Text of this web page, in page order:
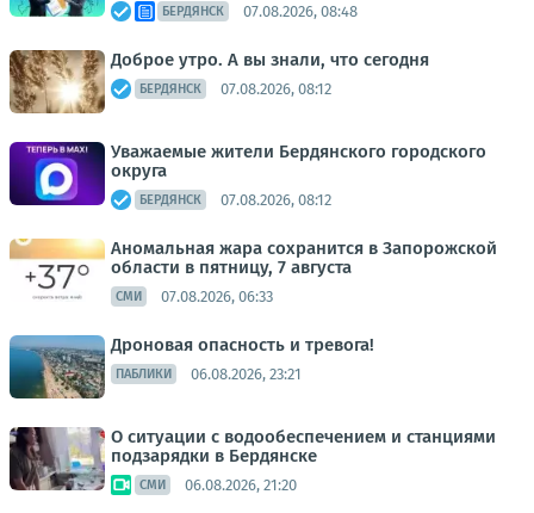
БЕРДЯНСК 07.08.2026, 08:48
Доброе утро. А вы знали, что сегодня
БЕРДЯНСК 07.08.2026, 08:12
Уважаемые жители Бердянского городского
округа
БЕРДЯНСК 07.08.2026, 08:12
Аномальная жара сохранится в Запорожской
области в пятницу, 7 августа
СМИ 07.08.2026, 06:33
Дроновая опасность и тревога!
ПАБЛИКИ 06.08.2026, 23:21
О ситуации с водообеспечением и станциями
подзарядки в Бердянске
СМИ 06.08.2026, 21:20